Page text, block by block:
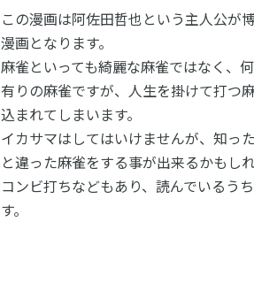
この漫画は阿佐田哲也という主人公が
漫画となります。
麻雀といっても綺麗な麻雀ではなく、
有りの麻雀ですが、人生を掛けて打つ
込まれてしまいます。
イカサマはしてはいけませんが、知っ
と違った麻雀をする事が出来るかもし
コンビ打ちなどもあり、読んでいるう
す。